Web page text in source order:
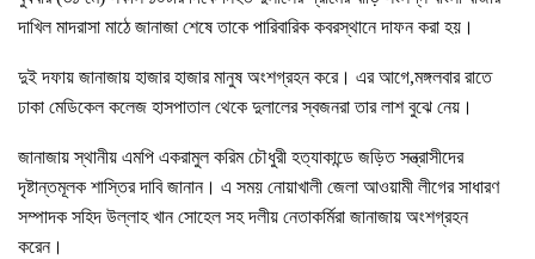
দাখিল মাদরাসা মাঠে জানাজা শেষে তাকে পারিবারিক কবরস্থানে দাফন করা হয়।
দুই দফায় জানাজায় হাজার হাজার মানুষ অংশগ্রহন করে। এর আগে,মঙ্গলবার রাতে
ঢাকা মেডিকেল কলেজ হাসপাতাল থেকে দুলালের স্বজনরা তার লাশ বুঝে নেয়।
জানাজায় স্থানীয় এমপি একরামুল করিম চৌধুরী হত্যাকান্ডে জড়িত সন্ত্রাসীদের
দৃষ্টান্তমূলক শাস্তির দাবি জানান। এ সময় নোয়াখালী জেলা আওয়ামী লীগের সাধারণ
সম্পাদক সহিদ উল্লাহ খান সোহেল সহ দলীয় নেতাকর্মিরা জানাজায় অংশগ্রহন
করেন।